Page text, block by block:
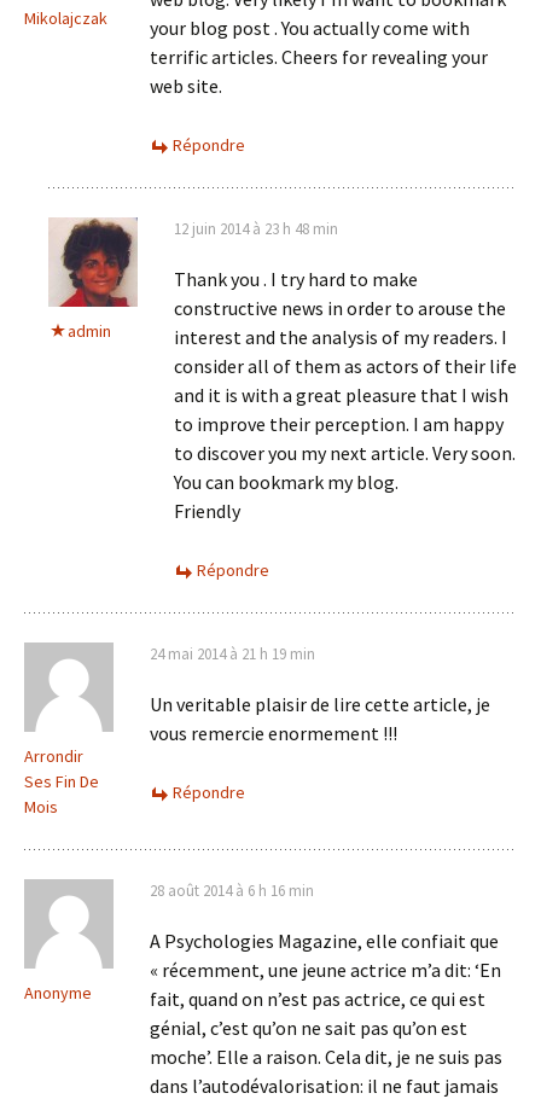
Mikolajczak
your blog post . You actually come with
terrific articles. Cheers for revealing your
web site.
Répondre
admin
12 juin 2014 à 23 h 48 min
Thank you . I try hard to make
constructive news in order to arouse the
interest and the analysis of my readers. I
consider all of them as actors of their life
and it is with a great pleasure that I wish
to improve their perception. I am happy
to discover you my next article. Very soon.
You can bookmark my blog.
Friendly
Répondre
Arrondir
Ses Fin De
Mois
24 mai 2014 à 21 h 19 min
Un veritable plaisir de lire cette article, je
vous remercie enormement !!!
Répondre
Anonyme
28 août 2014 à 6 h 16 min
A Psychologies Magazine, elle confiait que
« récemment, une jeune actrice m’a dit: ‘En
fait, quand on n’est pas actrice, ce qui est
génial, c’est qu’on ne sait pas qu’on est
moche’. Elle a raison. Cela dit, je ne suis pas
dans l’autodévalorisation: il ne faut jamais